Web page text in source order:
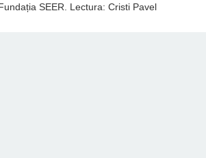
SEER. Lectura: Cristi Pavel